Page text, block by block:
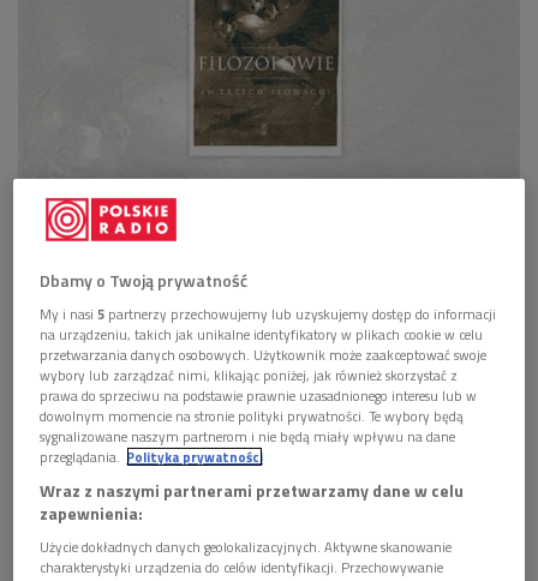
W kategorii "Najlepsza książka popularnonaukowa poświęcona historii Polski w
XX wieku" w Konkursie "Książka Historyczna Roku" uhonorowana została
książka Piotra Nowaka pt. "Filozofowie (w trzech słowach)"
Zgodnie z regulaminem Konkursu "Książka
Historyczna Roku" o Nagrodę im. Oskara Haleckiego
jury przyznało nagrody w czterech kategoriach.
Otrzymali je autorzy, których książki zostały wydane
w języku polskim po raz pierwszy pomiędzy 1 stycznia
2022 r. a 28 lipca 2023 r.
Od 2 do 31 października 2023 r. konkursowi
towarzyszyło głosowanie internetowe, w ramach
którego czytelnicy wybrali swoje "Książki Historyczne
Dbamy o Twoją prywatność
My i nasi5 partnerzy przechowujemy lub uzyskujemy dostęp do informacji
na urządzeniu, takich jak unikalne identyfikatory w plikach cookie w celu
przetwarzania danych osobowych. Użytkownik może zaakceptować swoje
wybory lub zarządzać nimi, klikając poniżej, jak również skorzystać z
prawa do sprzeciwu na podstawie prawnie uzasadnionego interesu lub w
dowolnym momencie na stronie polityki prywatności. Te wybory będą
sygnalizowane naszym partnerom i nie będą miały wpływu na dane
przeglądania. Polityka prywatności
Wraz z naszymi partnerami przetwarzamy dane w celu
zapewnienia:
Użycie dokładnych danych geolokalizacyjnych. Aktywne skanowanie
charakterystyki urządzenia do celów identyfikacji. Przechowywanie